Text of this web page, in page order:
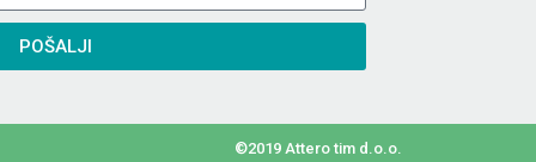
POŠALJI
©2019 Attero tim d.o.o.